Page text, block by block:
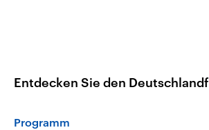
Entdecken Sie den
Programm